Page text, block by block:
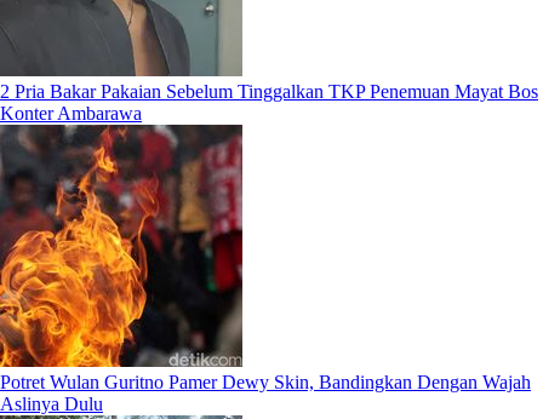
2 Pria Bakar Pakaian Sebelum Tinggalkan TKP Penemuan Mayat Bos
Konter Ambarawa
Potret Wulan Guritno Pamer Dewy Skin, Bandingkan Dengan Wajah
Aslinya Dulu